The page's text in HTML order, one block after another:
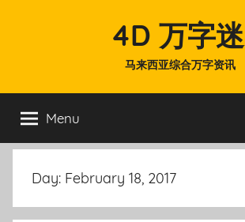
4D 万字迷
马来西亚综合万字资讯
Menu
Day: February 18, 2017